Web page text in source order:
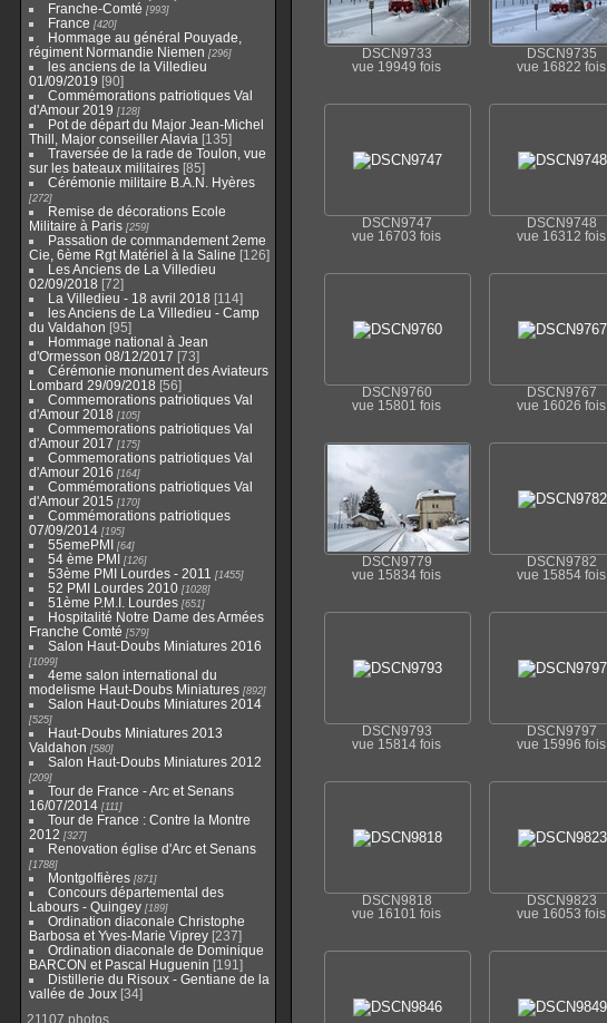
Franche-Comté 993
France 420
Hommage au général Pouyade,
régiment Normandie Niemen
296
les anciens de la Villedieu
01/09/2019 90
Commémorations patriotiques Val
d'Amour 2019
128
Pot de départ du Major Jean-Michel
Thill, Major conseiller Alavia 135
Traversée de la rade de Toulon, vue
sur les bateaux militaires 85
Cérémonie militaire B.A.N. Hyères
272
Remise de décorations Ecole
Militaire à Paris 259
Passation de commandement 2eme
Cie, 6ème Rgt Matériel à la Saline 126
Les Anciens de La Villedieu
02/09/2018 72
La Villedieu - 18 avril 2018 114
les Anciens de La Villedieu - Camp
du Valdahon 95
Hommage national à Jean
d'Ormesson 08/12/2017 73
Cérémonie monument des Aviateurs
Lombard 29/09/2018 56
Commemorations patriotiques Val
d'Amour 2018
105
Commemorations patriotiques Val
d'Amour 2017
175
Commemorations patriotiques Val
d'Amour 2016
164
Commémorations patriotiques Val
d'Amour 2015
170
Commémorations patriotiques
07/09/2014 195
55emePMI 64
54 ème PMI 126
53ème PMI Lourdes - 2011 1455
52 PMI Lourdes 2010 1028
51ème P.M.I. Lourdes 651
Hospitalité Notre Dame des Armées
Franche Comté
579
Salon Haut-Doubs Miniatures 2016
1099
4eme salon international du
modelisme Haut-Doubs Miniatures 892
Salon Haut-Doubs Miniatures 2014
525
Haut-Doubs Miniatures 2013
Valdahon
580
Salon Haut-Doubs Miniatures 2012
209
Tour de France - Arc et Senans
16/07/2014 111
Tour de France : Contre la Montre
2012
327
Renovation église d'Arc et Senans
1788
Montgolfières 871
Concours départemental des
Labours - Quingey 189
Ordination diaconale Christophe
Barbosa et Yves-Marie Viprey 237
Ordination diaconale de Dominique
BARCON et Pascal Huguenin 191
Distillerie du Risoux - Gentiane de la
vallée de Joux 34
21107 photos
DSCN9733
vue 19949 fois
DSCN9735
vue 16822 fois
DSCN9747
vue 16703 fois
DSCN9748
vue 16312 fois
DSCN9760
vue 15801 fois
DSCN9767
vue 16026 fois
DSCN9779
vue 15834 fois
DSCN9782
vue 15854 fois
DSCN9793
vue 15814 fois
DSCN9797
vue 15996 fois
DSCN9818
vue 16101 fois
DSCN9823
vue 16053 fois